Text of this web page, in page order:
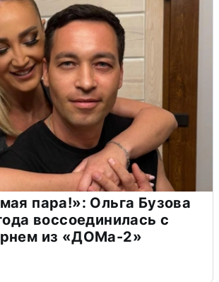
пара!»: Ольга Бузова
воссоединилась с
из «ДОМа-2»